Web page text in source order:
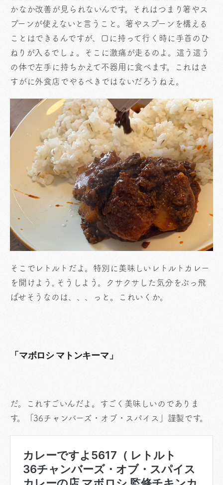
かなか改善が見られないんです。それはつまり箸やス
プーンが使えないと言うこと。箸やスプーンを構える
ことはできるんですが、口に持って行く時に手首のひ
ねりが入るでしょ。そこに激痛が走るのよ。這う這う
の体で左手に持ちかえて不器用に食べます。これはさ
すがに外食店でやるべきではないだろうねえ。
そこでレトルトだよ。特別に美味しいレトルトカレー
を開けよう｡そうしよう。クサクサした気分をぶっ飛
ばせそうなのは、、、っと。これいくか。
「マボロシ マトンキーマ」
だ。これすごいんだよ。すごく美味しいのでありま
す。「36チャンバーズ・オブ・スパイス」謹製です。